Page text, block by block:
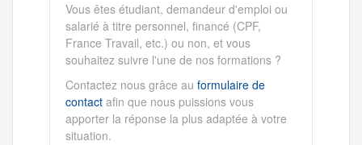
Vous êtes étudiant, demandeur d'emploi ou
salarié à titre personnel, financé (CPF,
France Travail, etc.) ou non, et vous
souhaitez suivre l'une de nos formations ?
Contactez nous grâce au formulaire de
contact afin que nous puissions vous
apporter la réponse la plus adaptée à votre
situation.